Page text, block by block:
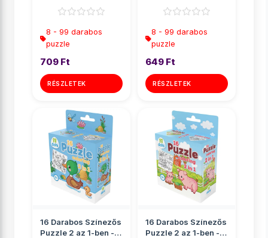
8 - 99 darabos
puzzle
709 Ft
RÉSZLETEK
8 - 99 darabos
puzzle
649 Ft
RÉSZLETEK
16 Darabos Színezős
Puzzle 2 az 1-ben -
16 Darabos Színezős
Puzzle 2 az 1-ben -